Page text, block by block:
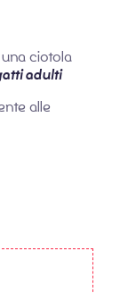
ciotola
adulti
alle